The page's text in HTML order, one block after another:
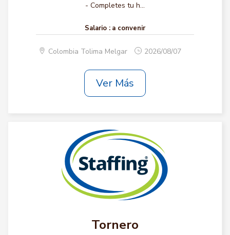
- Completes tu h...
Salario : a convenir
Colombia Tolima Melgar 2026/08/07
Ver Más
Tornero